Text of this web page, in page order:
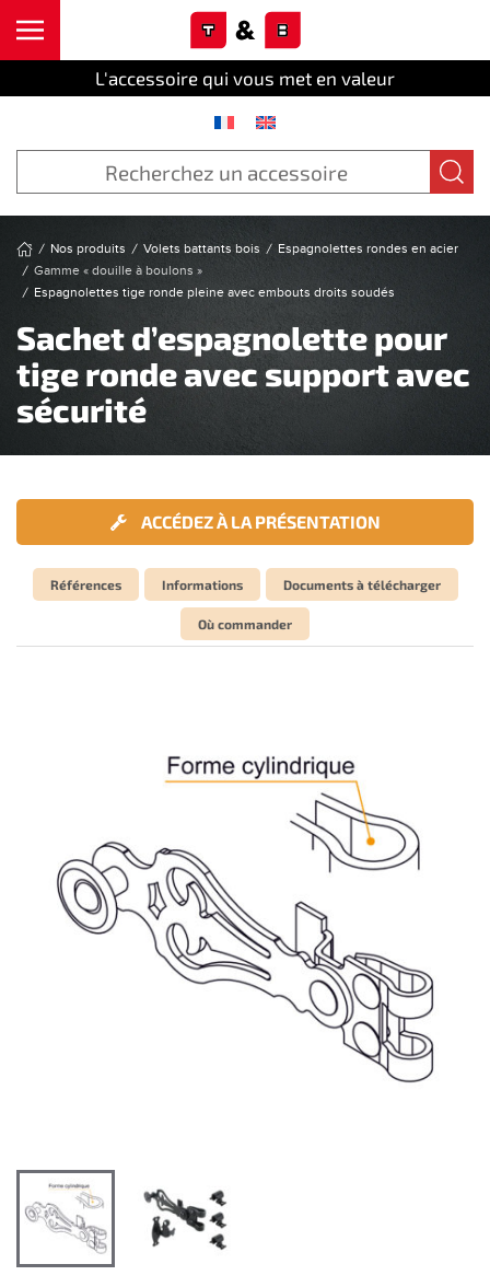
L'accessoire qui vous met en valeur
Nos produits Volets battants bois
Espagnolettes rondes en acier
Gamme « douille à boulons »
Espagnolettes tige ronde pleine avec embouts droits soudés
Sachet d’espagnolette pour
tige ronde avec support avec
sécurité
ACCÉDEZ À LA PRÉSENTATION
Références Informations Documents à télécharger
Où commander
Cookies management panel